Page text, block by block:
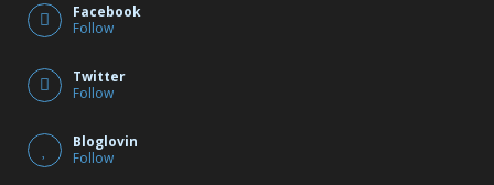
Facebook
Follow
Twitter
Follow
Bloglovin
Follow